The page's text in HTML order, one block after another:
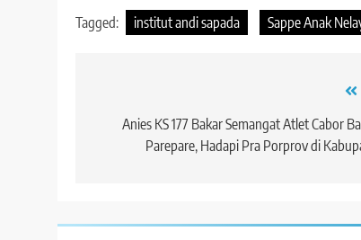
Tagged: institut andi sapada Sappe Anak
posAnies KS 177 Bakar Semangat Atlet Cabor
Parepare, Hadapi Pra Porprov di